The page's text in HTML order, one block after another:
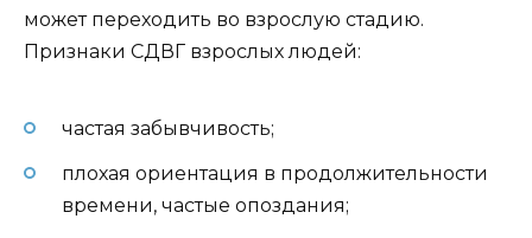
может переходить во взрослую стадию.
Признаки СДВГ взрослых людей:
частая забывчивость;
плохая ориентация в продолжительности
времени, частые опоздания;